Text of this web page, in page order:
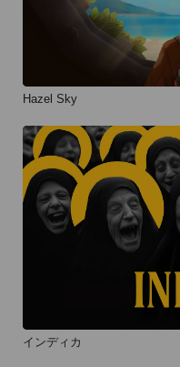
Hazel Sky
インディカ